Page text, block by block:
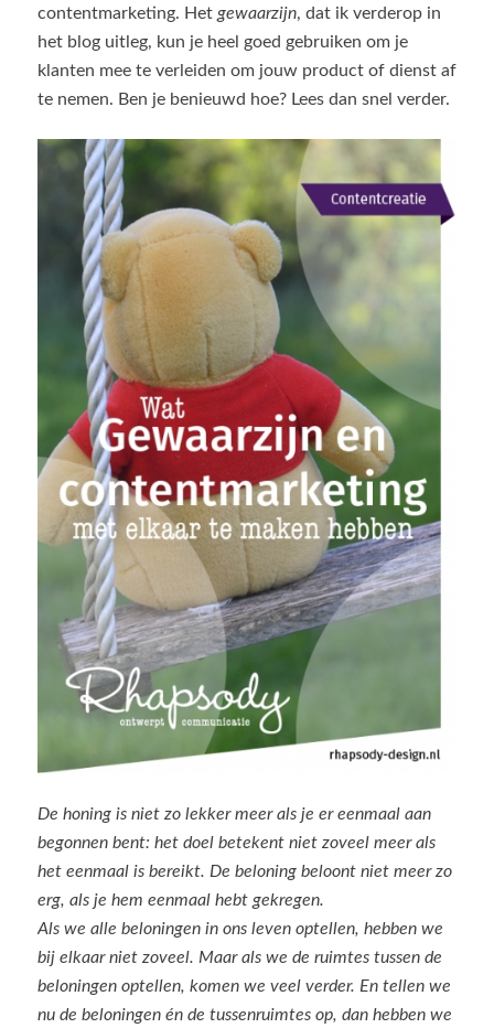
contentmarketing. Het gewaarzijn, dat ik verderop in
het blog uitleg, kun je heel goed gebruiken om je
klanten mee te verleiden om jouw product of dienst af
te nemen. Ben je benieuwd hoe? Lees dan snel verder.
De honing is niet zo lekker meer als je er eenmaal aan
begonnen bent: het doel betekent niet zoveel meer als
het eenmaal is bereikt. De beloning beloont niet meer zo
erg, als je hem eenmaal hebt gekregen.
Als we alle beloningen in ons leven optellen, hebben we
bij elkaar niet zoveel. Maar als we de ruimtes tussen de
beloningen optellen, komen we veel verder. En tellen we
nu de beloningen én de tussenruimtes op, dan hebben we